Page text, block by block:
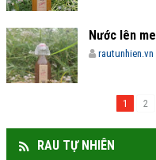
Nước lên
rautunhien.vn
1 2
RAU TỰ NHIÊN